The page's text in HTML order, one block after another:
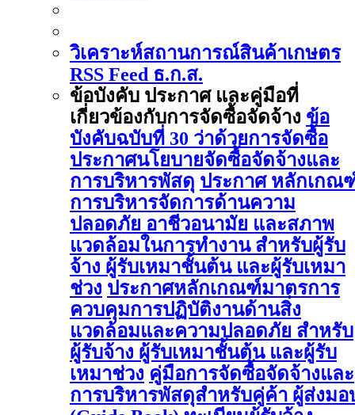
วิเคราะห์สถานการณ์สินค้าเกษตร
RSS Feed ธ.ก.ส.
ข้อบังคับ ประกาศ และคู่มือที่
เกี่ยวข้องกับการจัดซื้อจัดจ้าง ข้อ
บังคับฉบับที่ 30 ว่าด้วยการจัดซื้อ
ประกาศนโยบายจัดซื้อจัดจ้างและ
การบริหารพัสดุ ประกาศ หลักเกณ
การบริหารจัดการด้านความ
ปลอดภัย อาชีวอนามัย และสภาพ
แวดล้อมในการทำงาน สำหรับผู้รับ
จ้าง ผู้รับเหมาชั้นต้น และผู้รับเหมา
ช่วง ประกาศหลักเกณฑ์มาตรการ
ควบคุมการปฏิบัติงานด้านสิ่ง
แวดล้อมและความปลอดภัย สำหรับ
ผู้รับจ้าง ผู้รับเหมาชั้นต้น และผู้รับ
เหมาช่วง คู่มือการจัดซื้อจัดจ้างและ
การบริหารพัสดุสำหรับคู่ค้า ผู้ส่งมอ